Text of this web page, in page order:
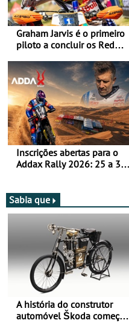
Graham Jarvis é o primeiro
piloto a concluir os Red
moto elétrica
Inscrições abertas para o
Addax Rally 2026: 25 a 30
Bianchi Prata
Sabia que
A história do construtor
automóvel Škoda começou